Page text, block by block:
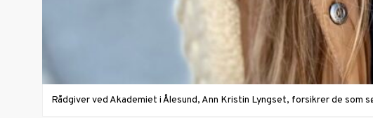
Rådgiver ved Akademiet i Ålesund, Ann Kristin Lyngset, forsikrer de